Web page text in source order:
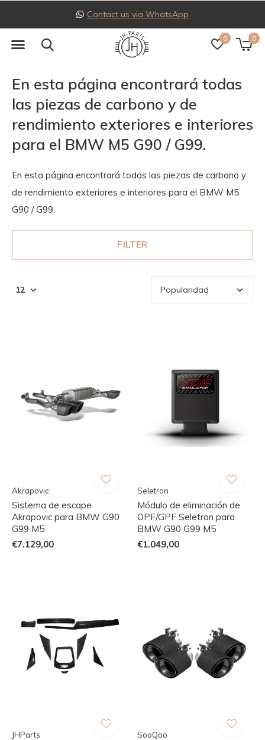
0 0
Follow us on Instagram
En esta página encontrará todas
las piezas de carbono y de
rendimiento exteriores e interiores
para el BMW M5 G90 / G99.
En esta página encontrará todas las piezas de carbono y
de rendimiento exteriores e interiores para el BMW M5
G90 / G99.
FILTER
Akrapovic
Sistema de escape
Akrapovic para BMW G90
G99 M5
€7.129,00
Seletron
Módulo de eliminación de
OPF/GPF Seletron para
BMW G90 G99 M5
€1.049,00
JHParts SooQoo